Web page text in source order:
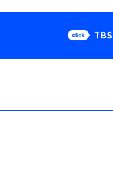
Podcast